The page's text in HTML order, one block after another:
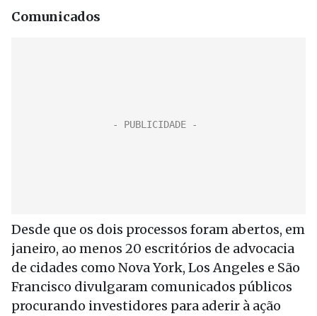
Comunicados
Desde que os dois processos foram abertos, em
janeiro, ao menos 20 escritórios de advocacia
de cidades como Nova York, Los Angeles e São
Francisco divulgaram comunicados públicos
procurando investidores para aderir à ação